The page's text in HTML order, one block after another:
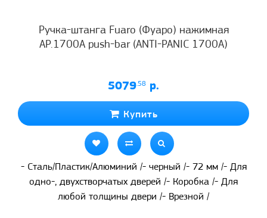
Ручка-штанга Fuaro (Фуаро) нажимная
AP.1700A push-bar (ANTI-PANIC 1700А)
5079.58 р.
Купить
- Сталь/Пластик/Алюминий /- черный /- 72 мм /- Для
одно-, двухстворчатых дверей /- Коробка /- Для
любой толщины двери /- Врезной /